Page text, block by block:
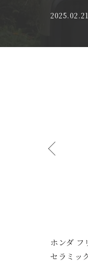
2025.02.21
ホンダ フ
セラミッ